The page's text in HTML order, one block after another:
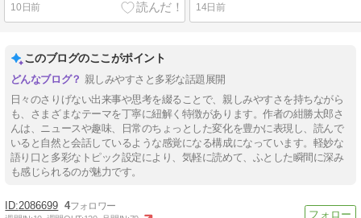
10日前 14日前
このブログのここがポイント
親しみやすさと多彩な話題展開
日々のさりげない出来事や思考を綴ることで、親しみやすさを持ちながら
も、さまざまなテーマを丁寧に紐解く特徴があります。作者の紺勝太郎さ
んは、ニュースや趣味、日常のちょっとした変化を豊かに表現し、読んで
いると自然と会話しているような感覚になる構成になっています。軽妙な
語り口と多彩なトピック設定により、気軽に読めて、ふとした瞬間に深み
も感じられるのが魅力です。
2086699 4